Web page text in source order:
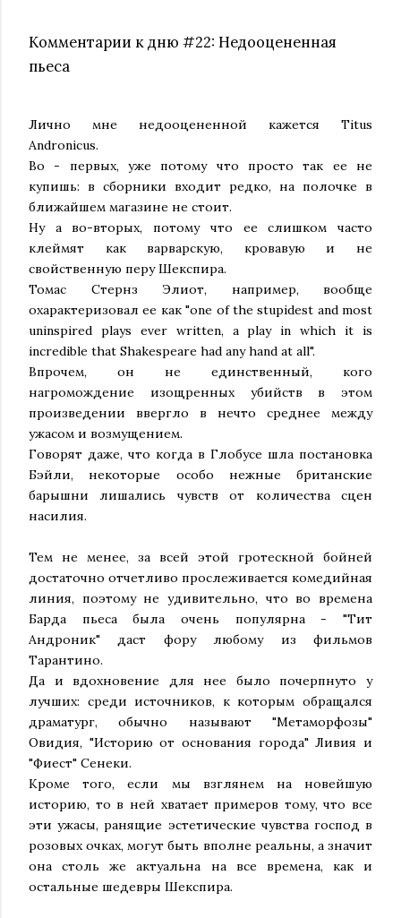
Комментарии к дню #22: Недооцененная
пьеса
Лично мне недооцененной кажется Titus
Andronicus.
Во - первых, уже потому что просто так ее не
купишь: в сборники входит редко, на полочке в
ближайшем магазине не стоит.
Ну а во-вторых, потому что ее слишком часто
клеймят как варварскую, кровавую и не
свойственную перу Шекспира.
Томас Стернз Элиот, например, вообще
охарактеризовал ее как "one of the stupidest and most
uninspired plays ever written, a play in which it is
incredible that Shakespeare had any hand at all".
Впрочем, он не единственный, кого
нагромождение изощренных убийств в этом
произведении ввергло в нечто среднее между
ужасом и возмущением.
Говорят даже, что когда в Глобусе шла постановка
Бэйли, некоторые особо нежные британские
барышни лишались чувств от количества сцен
насилия.
Тем не менее, за всей этой гротескной бойней
достаточно отчетливо прослеживается комедийная
линия, поэтому не удивительно, что во времена
Барда пьеса была очень популярна - "Тит
Андроник" даст фору любому из фильмов
Тарантино.
Да и вдохновение для нее было почерпнуто у
лучших: среди источников, к которым обращался
драматург, обычно называют "Метаморфозы"
Овидия, "Историю от основания города" Ливия и
"Фиест" Сенеки.
Кроме того, если мы взглянем на новейшую
историю, то в ней хватает примеров тому, что все
эти ужасы, ранящие эстетические чувства господ в
розовых очках, могут быть вполне реальны, а значит
она столь же актуальна на все времена, как и
остальные шедевры Шекспира.